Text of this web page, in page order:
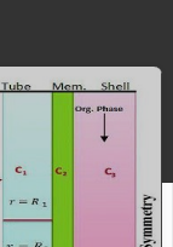
نمایشگر
ویدیو